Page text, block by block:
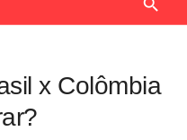
x Colômbia